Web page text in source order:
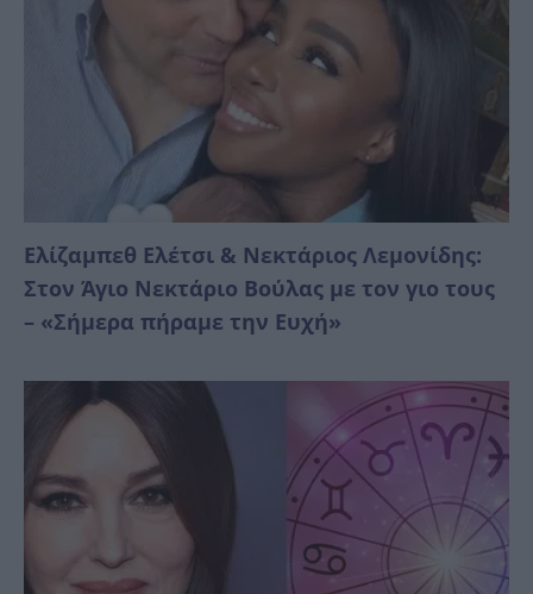
Ελίζαμπεθ Ελέτσι & Νεκτάριος Λεμονίδης:
Στον Άγιο Νεκτάριο Βούλας με τον γιο τους
– «Σήμερα πήραμε την Ευχή»